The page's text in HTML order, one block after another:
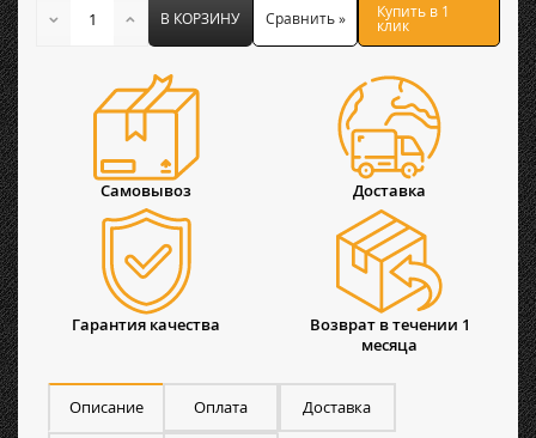
В КОРЗИНУ Сравнить » Купить в 1
клик
Самовывоз Доставка
Гарантия качества
Возврат в течении 1
месяца
Описание Оплата Доставка